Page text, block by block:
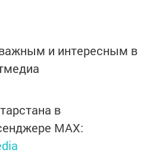
и интересным в
в
MАХ: